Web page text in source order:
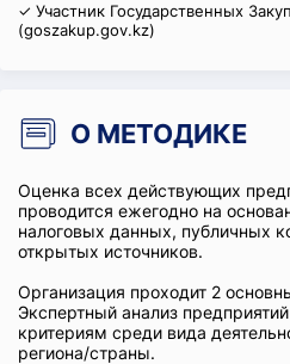
✓ Участник Государственных
(goszakup.gov.kz)
О МЕТОДИКЕ
Оценка всех действующих
проводится ежегодно на
налоговых данных, публичных
открытых источников.
Организация проходит 2
Экспертный анализ
критериям среди вида
региона/страны.